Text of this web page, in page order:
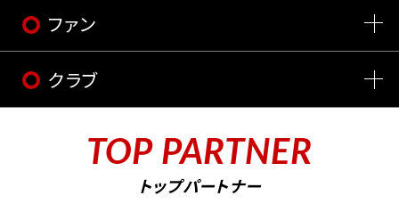
ファン
クラブ
TOP PARTNER
トップパートナー